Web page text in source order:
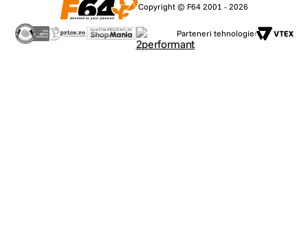
Copyright © F64 2001 - 2026
Parteneri tehnologie: